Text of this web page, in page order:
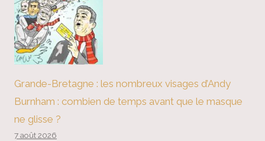
Grande-Bretagne : les nombreux visages d’Andy
Burnham : combien de temps avant que le masque
ne glisse ?
7 août 2026